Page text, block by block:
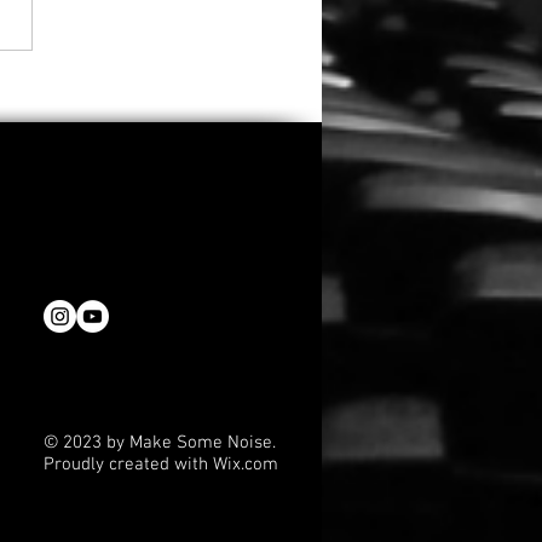
Eli Roth räumt
© 2023 by Make Some Noise.
Proudly created with Wix.com